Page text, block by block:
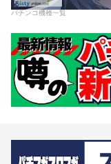
パチンコ機種一覧